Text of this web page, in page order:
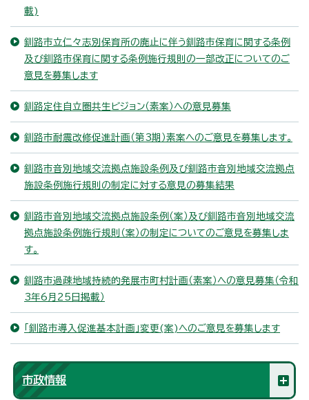
載)
釧路市立仁々志別保育所の廃止に伴う釧路市保育に関する条例
及び釧路市保育に関する条例施行規則の一部改正についてのご
意見を募集します
釧路定住自立圏共生ビジョン（素案）への意見募集
釧路市耐震改修促進計画（第3期）素案へのご意見を募集します。
釧路市音別地域交流拠点施設条例及び釧路市音別地域交流拠点
施設条例施行規則の制定に対する意見の募集結果
釧路市音別地域交流拠点施設条例（案）及び釧路市音別地域交流
拠点施設条例施行規則（案）の制定についてのご意見を募集しま
す。
釧路市過疎地域持続的発展市町村計画（素案）への意見募集（令和
3年6月25日掲載）
「釧路市導入促進基本計画」変更(案)へのご意見を募集します
市政情報